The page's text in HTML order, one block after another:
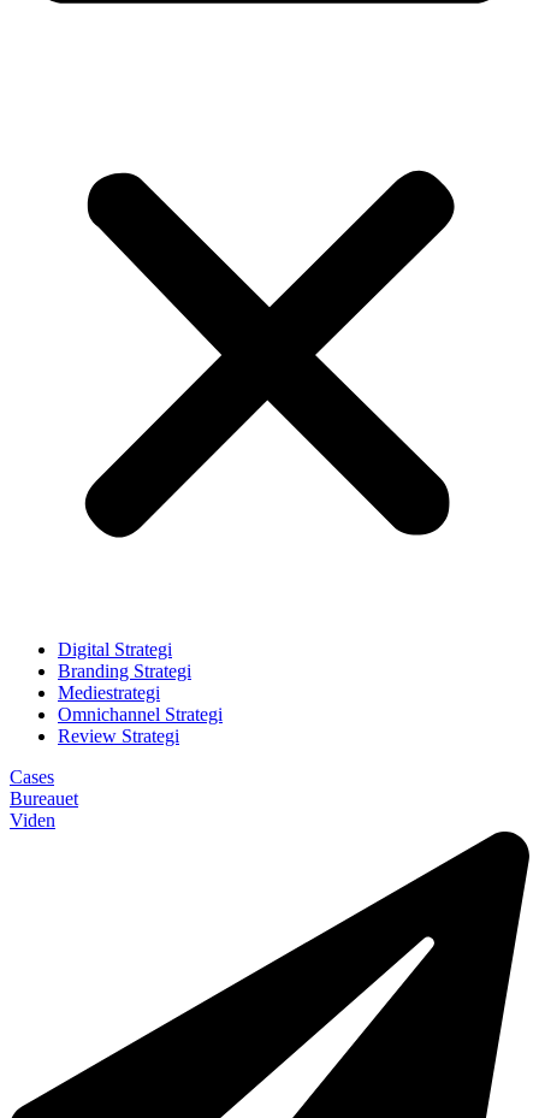
Digital Strategi
Branding Strategi
Mediestrategi
Omnichannel Strategi
Review Strategi
Cases
Bureauet
Viden